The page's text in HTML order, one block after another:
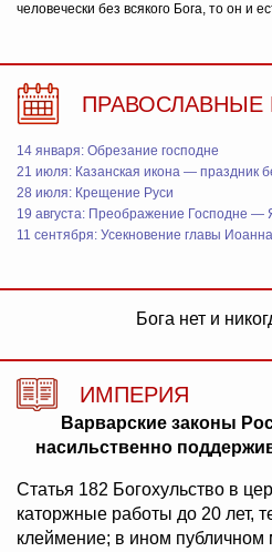
человечески без всякого Бога, то он и
ПРАВОСЛАВНЫЕ
14 января: Обрезание господне
21 июля: Казанская икона — праздник
28 июля: Крещение Руси
19 августа: Преображение Господне —
11 сентября: Усекновение главы
Бога нет и
ИМПЕРИЯ
Варварские законы
насильственно
Статья 182 Богохульство в
каторжные работы до 20 лет,
клеймение; в ином